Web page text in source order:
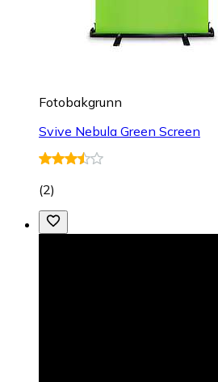
Fotobakgrunn
Svive Nebula Green Screen
(2)